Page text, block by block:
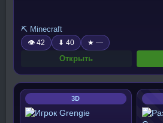
⛏️ Minecraft
👁 42 ⬇ 40 ★ —
Открыть
3D